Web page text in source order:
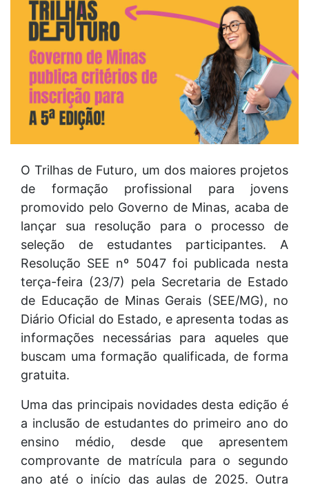
O Trilhas de Futuro, um dos maiores projetos
de formação profissional para jovens
promovido pelo Governo de Minas, acaba de
lançar sua resolução para o processo de
seleção de estudantes participantes. A
Resolução SEE nº 5047 foi publicada nesta
terça-feira (23/7) pela Secretaria de Estado
de Educação de Minas Gerais (SEE/MG), no
Diário Oficial do Estado, e apresenta todas as
informações necessárias para aqueles que
buscam uma formação qualificada, de forma
gratuita.
Uma das principais novidades desta edição é
a inclusão de estudantes do primeiro ano do
ensino médio, desde que apresentem
comprovante de matrícula para o segundo
ano até o início das aulas de 2025. Outra